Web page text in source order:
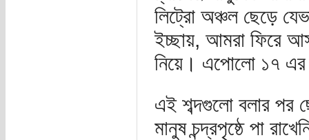
লিট্রো অঞ্চল ছেড়ে
ইচ্ছায়, আমরা ফিরে
নিয়ে। এপোলো ১৭ এর
এই শব্দগুলো বলার পর
মানুষ চন্দ্রপৃষ্ঠে পা